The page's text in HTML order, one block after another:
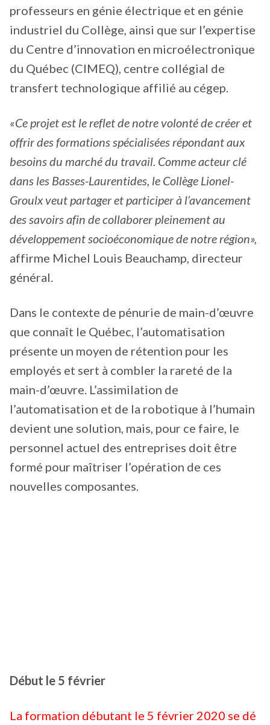
professeurs en génie électrique et en génie
industriel du Collège, ainsi que sur l’expertise
du Centre d’innovation en microélectronique
du Québec (CIMEQ), centre collégial de
transfert technologique affilié au cégep.
«Ce projet est le reflet de notre volonté de créer et
offrir des formations spécialisées répondant aux
besoins du marché du travail. Comme acteur clé
dans les Basses-Laurentides, le Collège Lionel-
Groulx veut partager et participer à l’avancement
des savoirs afin de collaborer pleinement au
développement socioéconomique de notre région»,
affirme Michel Louis Beauchamp, directeur
général.
Dans le contexte de pénurie de main-d’œuvre
que connaît le Québec, l’automatisation
présente un moyen de rétention pour les
employés et sert à combler la rareté de la
main-d’œuvre. L’assimilation de
l’automatisation et de la robotique à l’humain
devient une solution, mais, pour ce faire, le
personnel actuel des entreprises doit être
formé pour maîtriser l’opération de ces
nouvelles composantes.
Début le 5 février
La formation débutant le 5 février 2020 se dé